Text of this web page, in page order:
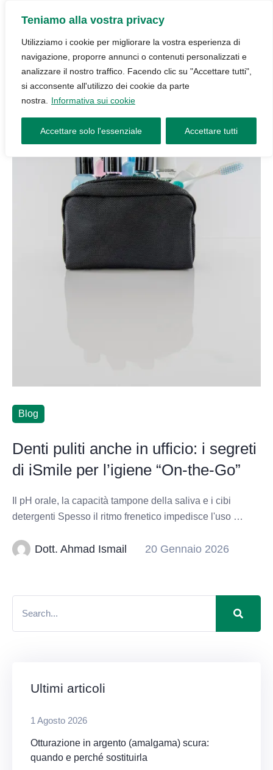
Teniamo alla vostra privacy
Utilizziamo i cookie per migliorare la vostra esperienza di
navigazione, proporre annunci o contenuti personalizzati e
analizzare il nostro traffico. Facendo clic su "Accettare tutti",
si acconsente all'utilizzo dei cookie da parte
nostra.
Informativa sui cookie
Accettare solo l'essenziale Accettare tutti
Blog
Denti puliti anche in ufficio: i segreti
di iSmile per l’igiene “On-the-Go”
Il pH orale, la capacità tampone della saliva e i cibi
detergenti Spesso il ritmo frenetico impedisce l'uso …
Dott. Ahmad Ismail 20 Gennaio 2026
Ultimi articoli
1 Agosto 2026
Otturazione in argento (amalgama) scura:
quando e perché sostituirla